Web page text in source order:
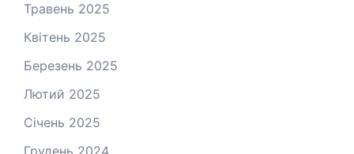
Травень 2025
Квітень 2025
Березень 2025
Лютий 2025
Січень 2025
Грудень 2024